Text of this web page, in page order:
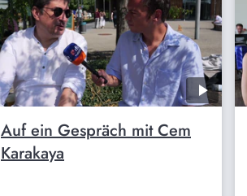
Auf ein Gespräch mit Cem
Karakaya